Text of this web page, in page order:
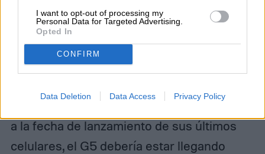
I want to opt-out of processing my
Personal Data for Targeted Advertising.
Opted In
CONFIRM
Data Deletion Data Access Privacy Policy
pulgadas en comparación a las 5.5 del G4 y
las 5.7 del LG V10, pero la pantalla
mantendrá los 1,440 x 2,560 pixels de
resolución.
Si LG mantiene el mismo patrón en cuanto
a la fecha de lanzamiento de sus últimos
celulares, el G5 debería estar llegando